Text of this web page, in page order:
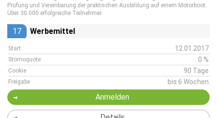
Prüfung und Vereinbarung der praktischen Ausbildung auf einem Motorboot.
Über 30.000 erfolgreiche Teilnehmer.
17 Werbemittel
Start 12.01.2017
Stornoquote 0 %
Cookie 90 Tage
Freigabe bis 6 Wochen
Anmelden